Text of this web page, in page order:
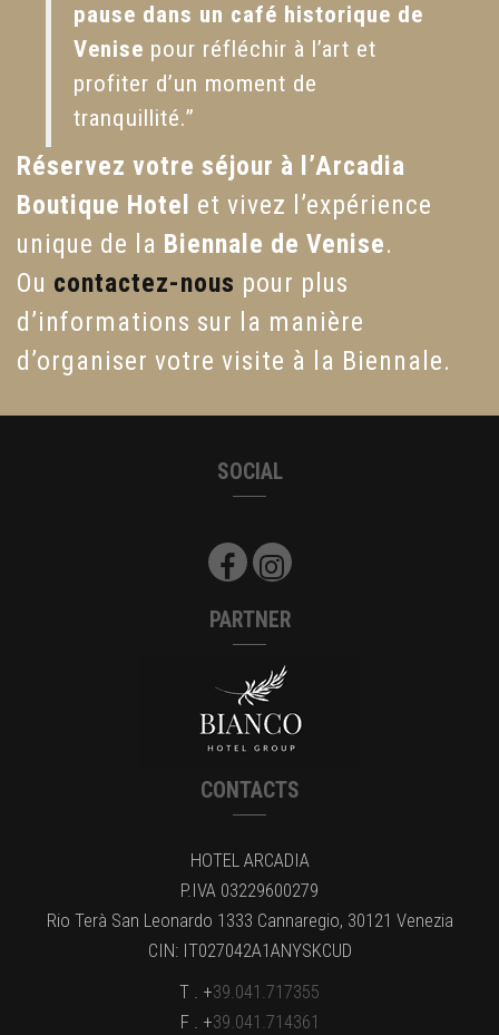
pause dans un café historique de
Venise pour réfléchir à l’art et
profiter d’un moment de
tranquillité.”
Réservez votre séjour à l’Arcadia
Boutique Hotel et vivez l’expérience
unique de la Biennale de Venise.
Ou contactez-nous pour plus
d’informations sur la manière
d’organiser votre visite à la Biennale.
SOCIAL
PARTNER
CONTACTS
HOTEL ARCADIA
P.IVA 03229600279
Rio Terà San Leonardo 1333 Cannaregio, 30121 Venezia
CIN: IT027042A1ANYSKCUD
T . +39.041.717355
F . +39.041.714361